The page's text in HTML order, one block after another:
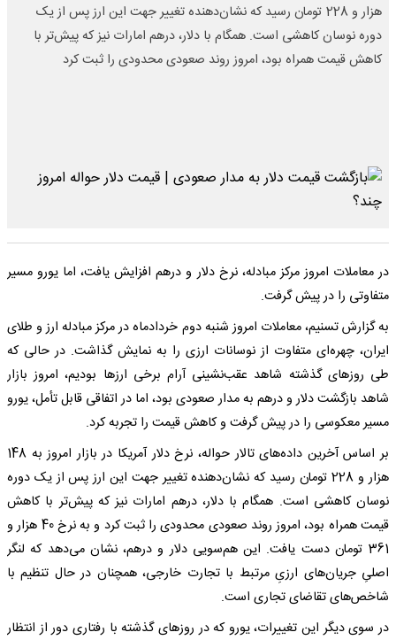
هزار و 228 تومان رسید که نشان‌دهنده تغییر جهت این ارز پس از یک
دوره نوسان کاهشی است. همگام با دلار، درهم امارات نیز که پیش‌تر با
کاهش قیمت همراه بود، امروز روند صعودی محدودی را ثبت کرد
در معاملات امروز مرکز مبادله، نرخ دلار و درهم افزایش یافت، اما یورو مسیر
متفاوتی را در پیش گرفت.
به گزارش تسنیم، معاملات امروز شنبه دوم خردادماه در مرکز مبادله ارز و طلای
ایران، چهره‌ای متفاوت از نوسانات ارزی را به نمایش گذاشت. در حالی که
طی روزهای گذشته شاهد عقب‌نشینی آرام برخی ارزها بودیم، امروز بازار
شاهد بازگشت دلار و درهم به مدار صعودی بود، اما در اتفاقی قابل تأمل، یورو
مسیر معکوسی را در پیش گرفت و کاهش قیمت را تجربه کرد.
بر اساس آخرین داده‌های تالار حواله، نرخ دلار آمریکا در بازار امروز به 148
هزار و 228 تومان رسید که نشان‌دهنده تغییر جهت این ارز پس از یک دوره
نوسان کاهشی است. همگام با دلار، درهم امارات نیز که پیش‌تر با کاهش
قیمت همراه بود، امروز روند صعودی محدودی را ثبت کرد و به نرخ 40 هزار و
361 تومان دست یافت. این هم‌سویی دلار و درهم، نشان می‌دهد که لنگر
اصلیِ جریان‌های ارزیِ مرتبط با تجارت خارجی، همچنان در حال تنظیم با
شاخص‌های تقاضای تجاری است.
در سوی دیگر این تغییرات، یورو که در روزهای گذشته با رفتاری دور از انتظار